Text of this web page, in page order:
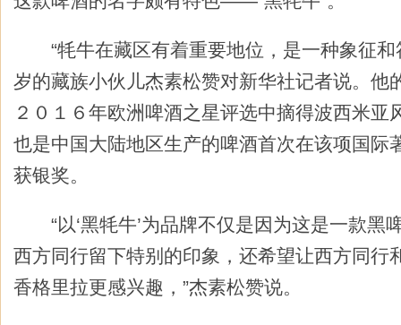
“牦牛在藏区有着重要地位，是一种象征和
岁的藏族小伙儿杰素松赞对新华社记者说。他
２０１６年欧洲啤酒之星评选中摘得波西米亚
也是中国大陆地区生产的啤酒首次在该项国际
获银奖。
“以‘黑牦牛’为品牌不仅是因为这是一款黑
西方同行留下特别的印象，还希望让西方同行
香格里拉更感兴趣，”杰素松赞说。